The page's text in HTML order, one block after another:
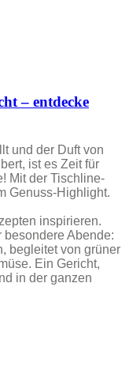
– entdecke
und der Duft von
ist es Zeit für
Mit der Tischline-
Genuss-Highlight.
inspirieren.
besondere Abende:
begleitet von grüner
Ein Gericht,
in der ganzen